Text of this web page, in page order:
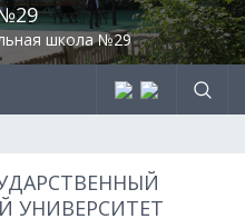
школа №29
УНИВЕРСИТЕТ